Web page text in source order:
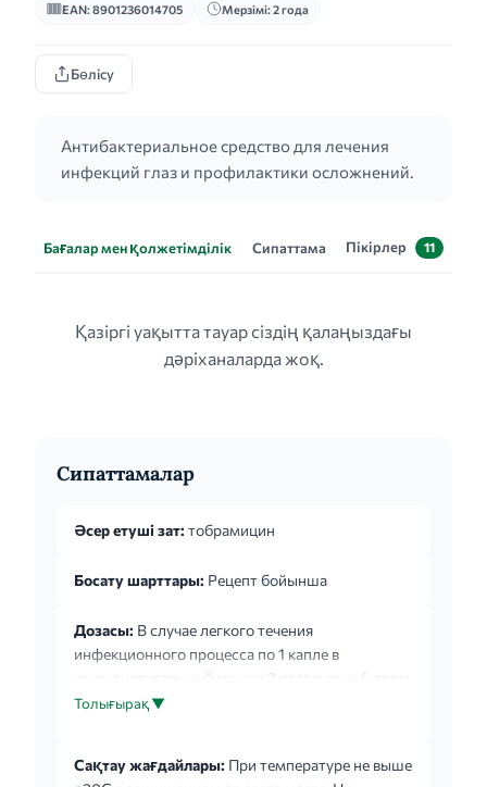
EAN: 8901236014705 Мерзімі: 2 года
Бөлісу
Антибактериальное средство для лечения
инфекций глаз и профилактики осложнений.
Бағалар мен қолжетімділік Сипаттама Пікірлер 11
Қазіргі уақытта тауар сіздің қалаңыздағы
дәріханаларда жоқ.
Сипаттамалар
Әсер етуші зат: тобрамицин
Босату шарттары: Рецепт бойынша
Дозасы: В случае легкого течения
инфекционного процесса по 1 капле в
конъюнктивальный мешок 2 раза в день (утром
и вечером) в течение 7 ± 1 дней. В случае
бодрствования, в последующем - по 1 капле в
Толығырақ ▼
Сақтау жағдайлары: При температуре не выше